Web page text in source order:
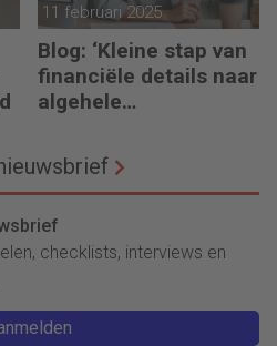
11 februari 2025
Blog: ‘Kleine stap van
financiële details naar
algehele
checklists, interviews en